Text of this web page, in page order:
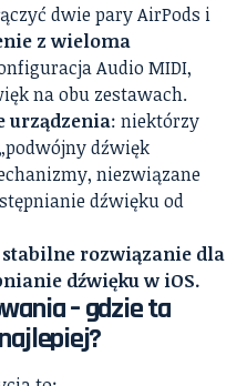
dwie pary AirPods i
z wieloma
Audio MIDI,
na obu zestawach.
urządzenia: niektórzy
dźwięk
niezwiązane
dźwięku od
rozwiązanie dla
dźwięku w iOS.
– gdzie ta